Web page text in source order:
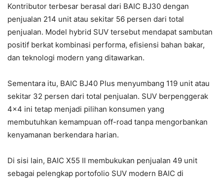
Kontributor terbesar berasal dari BAIC BJ30 dengan
penjualan 214 unit atau sekitar 56 persen dari total
penjualan. Model hybrid SUV tersebut mendapat sambutan
positif berkat kombinasi performa, efisiensi bahan bakar,
dan teknologi modern yang ditawarkan.
Sementara itu, BAIC BJ40 Plus menyumbang 119 unit atau
sekitar 32 persen dari total penjualan. SUV berpenggerak
4×4 ini tetap menjadi pilihan konsumen yang
membutuhkan kemampuan off-road tanpa mengorbankan
kenyamanan berkendara harian.
Di sisi lain, BAIC X55 II membukukan penjualan 49 unit
sebagai pelengkap portofolio SUV modern BAIC di